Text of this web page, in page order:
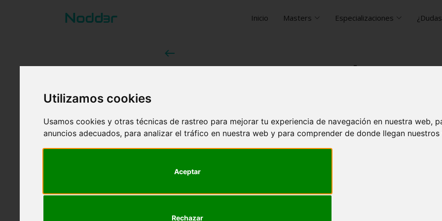
Utilizamos cookies
Usamos cookies y otras técnicas de rastreo para mejorar tu experiencia de navegación en nuestra web,
anuncios adecuados, para analizar el tráfico en nuestra web y para comprender de donde llegan nuestros
Aceptar
Rechazar
Inicio Masters Especializaciones
west
Deep Learning y Redes
En este post encontrarás que es el deep learning y
necesitas para poder comprender su
utilidades.
Nodd3r